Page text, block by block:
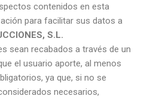
contenidos en esta
para facilitar sus datos a
S.L.
sean recabados a través de un
el usuario aporte, al menos
ya que, si no se
necesarios,